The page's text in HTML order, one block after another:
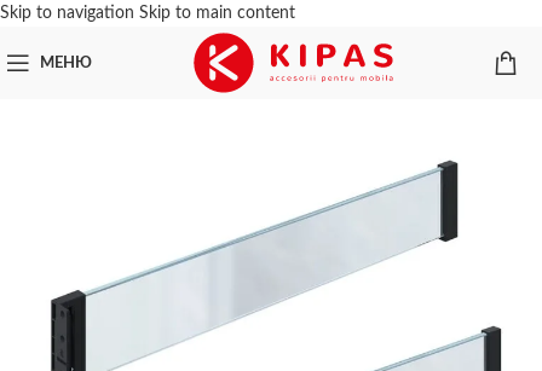
Skip to navigation Skip to main content
МЕНЮ